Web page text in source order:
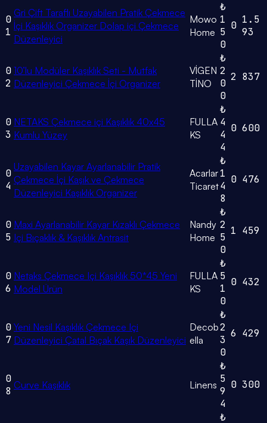
0
1
Gri Çift Taraflı Uzayabilen Pratik Çekmece
İçi Kaşıklık Organizer Dolap içi Çekmece
Düzenleyici
Mowo
Home
₺
1
5
0
0 1.5
93
0
2
10’lu Modüler Kaşıklık Seti - Mutfak
Düzenleyici Çekmece İçi Organizer
VİGEN
TİNO
₺
2
0
0
2 837
0
3
NETAKS Çekmece içi Kaşıklık 40x45
Kumlu Yüzey
FULLA
KS
₺
4
4
4
0 600
0
4
Uzayabilen Kayar Ayarlanabilir Pratik
Çekmece İçi Kaşık ve Çekmece
Düzenleyici Kaşıklık Organizer
Acarlar
Ticaret
₺
1
4
8
0 476
0
5
Maxi Ayarlanabilir Kayar Kızaklı Çekmece
Içi Bıçaklık & Kaşıklık Antrasit
Nandy
Home
₺
2
5
0
1 459
0
6
Netaks Çekmece Içi Kaşıklık 50*45 Yeni
Model Ürün
FULLA
KS
₺
5
1
0
0 432
0
7
Yeni Nesil Kaşıklık Çekmece Içi
Düzenleyici Çatal Bıçak Kaşık Düzenleyici
Decob
ella
₺
2
3
0
6 429
0
8 Curve Kaşıklık Linens
₺
5
9
4
0 300
₺